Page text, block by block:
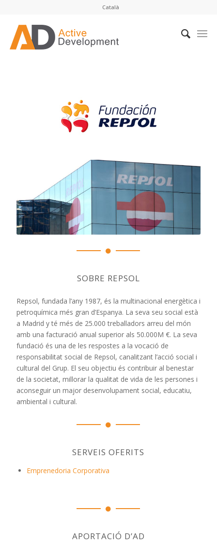
Català
SOBRE REPSOL
Repsol, fundada l’any 1987, és la multinacional energètica i
petroquímica més gran d’Espanya. La seva seu social està
a Madrid y té més de 25.000 treballadors arreu del món
amb una facturació anual superior als 50.000M €. La seva
fundació és una de les respostes a la vocació de
responsabilitat social de Repsol, canalitzant l’acció social i
cultural del Grup. El seu objectiu és contribuir al benestar
de la societat, millorar la qualitat de vida de les persones i
aconseguir un major desenvolupament social, educatiu,
ambiental i cultural.
SERVEIS OFERITS
Emprenedoria Corporativa
APORTACIÓ D’AD